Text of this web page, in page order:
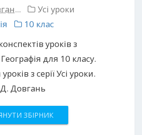
Усі уроки
10 клас
уроків з
для 10 класу.
з серії Усі уроки.
Довгань
ЗБІРНИК